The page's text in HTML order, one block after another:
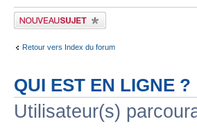
Publier un nouveau sujet
Retour vers Index du forum
QUI EST EN LIGNE ?
Utilisateur(s)